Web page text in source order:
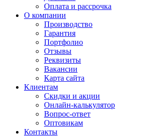
Оплата и рассрочка
О компании
Производство
Гарантия
Портфолио
Отзывы
Реквизиты
Вакансии
Карта сайта
Клиентам
Скидки и акции
Онлайн-калькулятор
Вопрос-ответ
Оптовикам
Контакты